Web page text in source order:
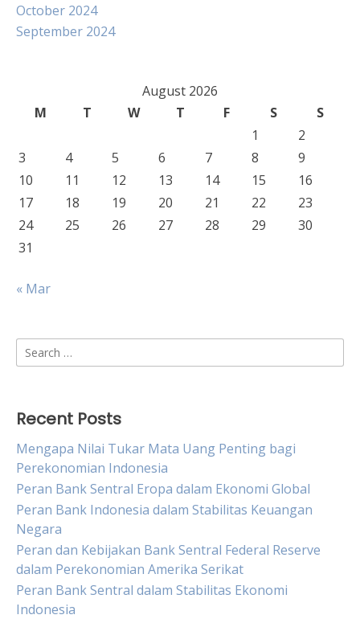
October 2024
September 2024
August 2026
M
T W T F S
S
1
2
3
4 5 6 7 8
9
10
11 12 13 14 15
16
17
18 19 20 21 22
23
24
25 26 27 28 29
30
31
« Mar
Search
for:
Recent Posts
Mengapa Nilai Tukar Mata Uang Penting bagi
Perekonomian Indonesia
Peran Bank Sentral Eropa dalam Ekonomi Global
Peran Bank Indonesia dalam Stabilitas Keuangan
Negara
Peran dan Kebijakan Bank Sentral Federal Reserve
dalam Perekonomian Amerika Serikat
Peran Bank Sentral dalam Stabilitas Ekonomi
Indonesia